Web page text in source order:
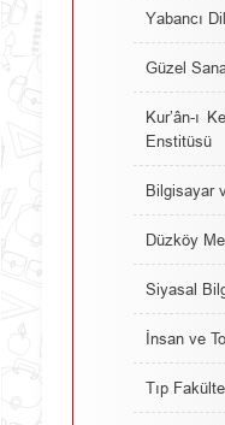
Yabancı
Güzel
Kur’ân-ı
Enstitüsü
Bilgisayar
Düzköy
Siyasal
İnsan ve
Tıp